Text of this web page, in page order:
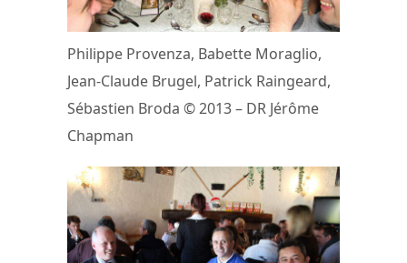
Philippe Provenza, Babette Moraglio,
Jean-Claude Brugel, Patrick Raingeard,
Sébastien Broda © 2013 – DR Jérôme
Chapman